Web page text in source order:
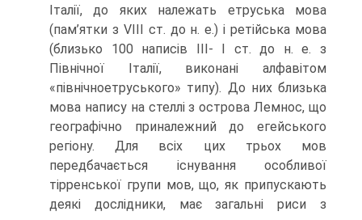
Італії, до яких належать етруська мова
(пам’ятки з VIII ст. до н. е.) і ретійська мова
(близько 100 написів III- І ст. до н. е. з
Північної Італії, виконані алфавітом
«північноетруського» типу). До них близька
мова напису на стеллі з острова Лемнос, що
гео­графічно приналежний до егейського
регіону. Для всіх цих трьох мов
передбачається існування особливої
тірренської групи мов, що, як припу­скають
деякі дослідники, має загальні риси з